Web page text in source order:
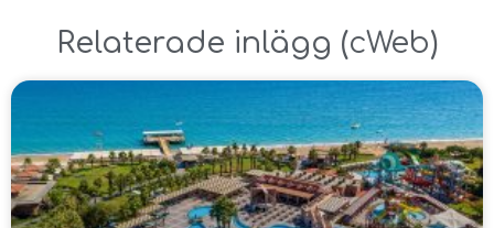
Relaterade inlägg ​(cWeb)